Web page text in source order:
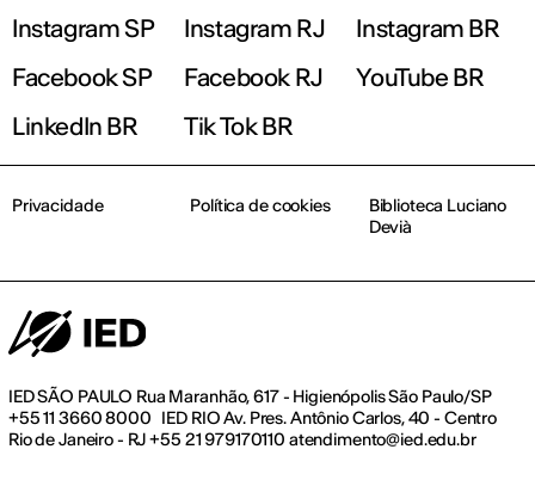
Instagram SP
Instagram RJ
Instagram BR
Facebook SP
Facebook RJ
YouTube BR
LinkedIn BR
Tik Tok BR
IED SÃO PAULO Rua Maranhão, 617 - Higienópolis São Paulo/SP
+55 11 3660 8000 IED RIO Av. Pres. Antônio Carlos, 40 - Centro
Rio de Janeiro - RJ +55 21 979170110 atendimento@ied.edu.br
Privacidade Política de cookies
Biblioteca Luciano
Devià